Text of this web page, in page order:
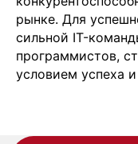
рынке. Для
сильной IT-
программистов,
условием успеха
Цены
Кейсы
Клиенты
Имплант
Блог